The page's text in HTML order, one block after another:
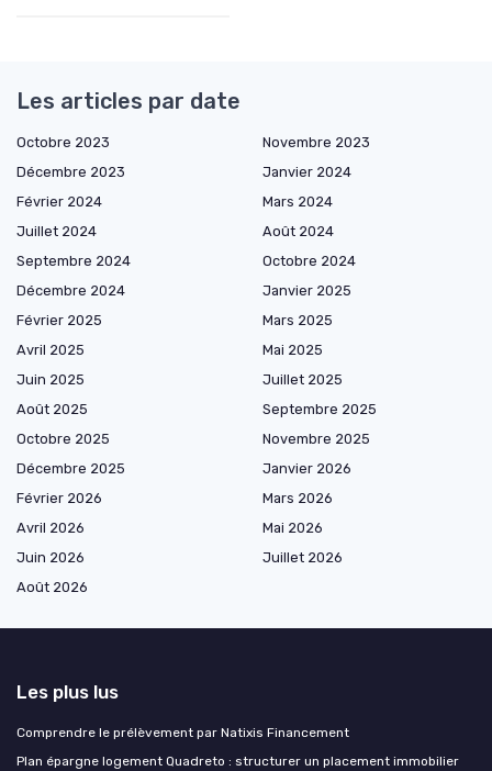
Les articles par date
Octobre 2023
Novembre 2023
Décembre 2023
Janvier 2024
Février 2024
Mars 2024
Juillet 2024
Août 2024
Septembre 2024
Octobre 2024
Décembre 2024
Janvier 2025
Février 2025
Mars 2025
Avril 2025
Mai 2025
Juin 2025
Juillet 2025
Août 2025
Septembre 2025
Octobre 2025
Novembre 2025
Décembre 2025
Janvier 2026
Février 2026
Mars 2026
Avril 2026
Mai 2026
Juin 2026
Juillet 2026
Août 2026
Les plus lus
Comprendre le prélèvement par Natixis Financement
Plan épargne logement Quadreto : structurer un placement immobilier